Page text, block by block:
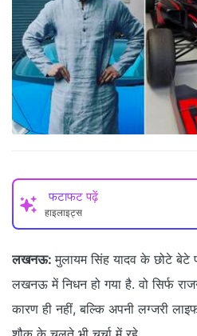
फटाफट पढ़ें
हाइलाइट्स
लखनऊ: मुलायम सिंह यादव के छोटे
लखनऊ में निधन हो गया है. वो सिर्फ
कारण ही नहीं, बल्कि अपनी लग्जरी